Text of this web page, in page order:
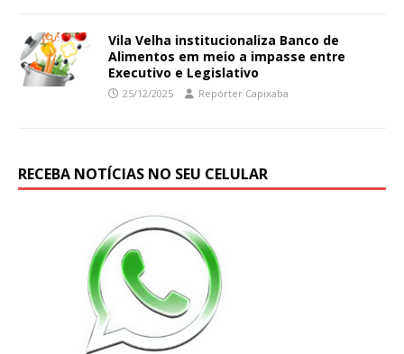
Vila Velha institucionaliza Banco de
Alimentos em meio a impasse entre
Executivo e Legislativo
25/12/2025 Repórter Capixaba
RECEBA NOTÍCIAS NO SEU CELULAR